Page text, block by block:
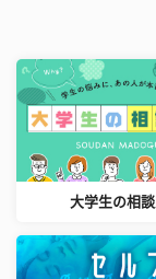
大学生の相談